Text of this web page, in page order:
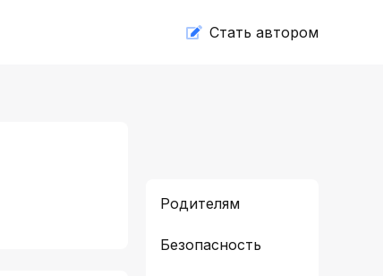
Cтать автором
Родителям
Безопасность